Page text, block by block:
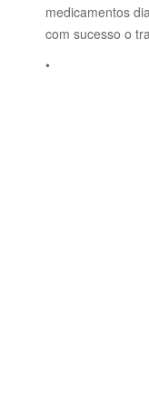
medicamentos
com sucesso o